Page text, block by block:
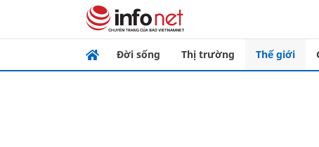
Đời sống Thị trường Thế giới